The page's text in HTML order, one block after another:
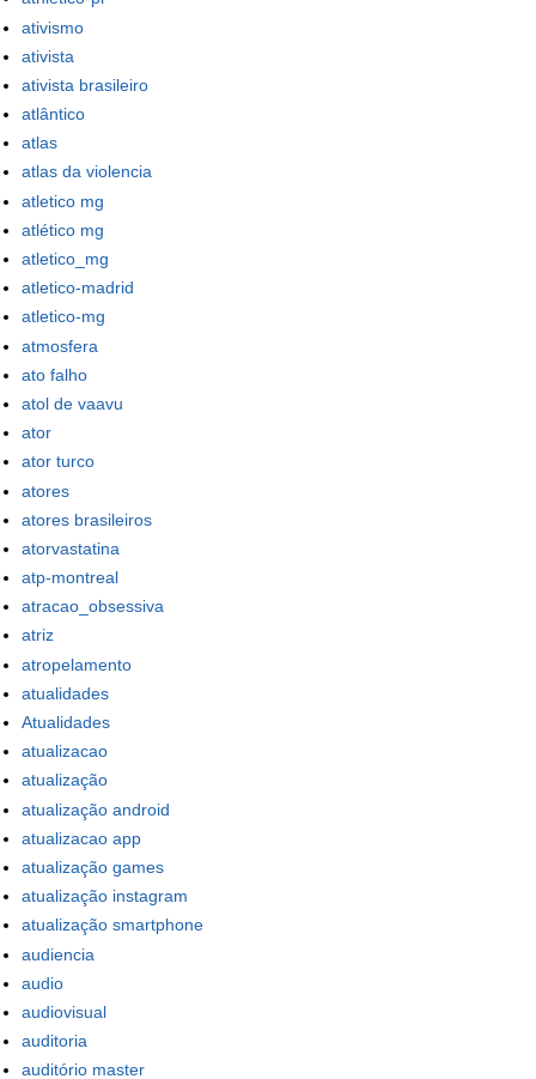
ativismo
ativista
ativista brasileiro
atlântico
atlas
atlas da violencia
atletico mg
atlético mg
atletico_mg
atletico-madrid
atletico-mg
atmosfera
ato falho
atol de vaavu
ator
ator turco
atores
atores brasileiros
atorvastatina
atp-montreal
atracao_obsessiva
atriz
atropelamento
atualidades
Atualidades
atualizacao
atualização
atualização android
atualizacao app
atualização games
atualização instagram
atualização smartphone
audiencia
audio
audiovisual
auditoria
auditório master